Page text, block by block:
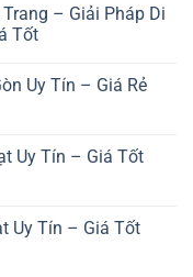
– Giải Pháp Di
Tốt
Uy Tín – Giá Rẻ
Uy Tín – Giá Tốt
Uy Tín – Giá Tốt